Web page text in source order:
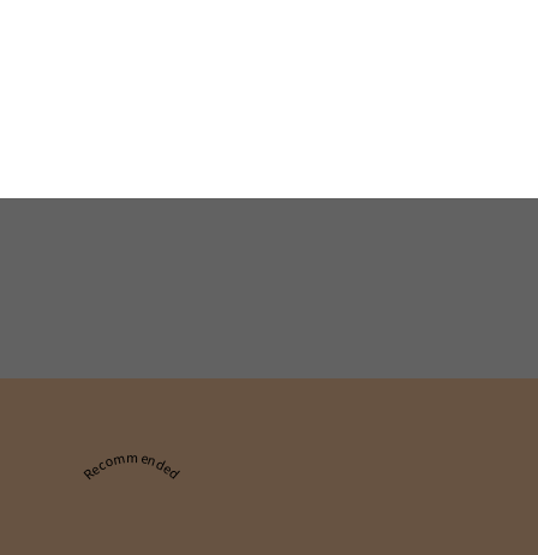
Recommended